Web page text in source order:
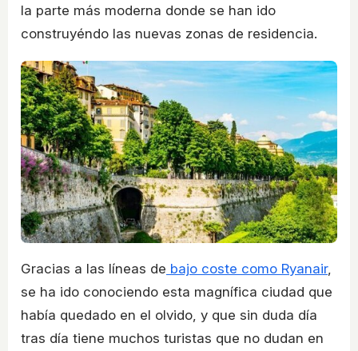
la parte más moderna donde se han ido
construyéndo las nuevas zonas de residencia.
Gracias a las líneas de bajo coste como Ryanair,
se ha ido conociendo esta magnífica ciudad que
había quedado en el olvido, y que sin duda día
tras día tiene muchos turistas que no dudan en